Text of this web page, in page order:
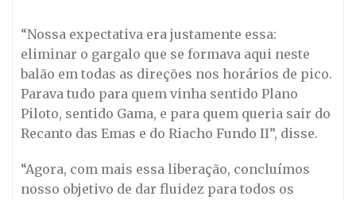
“Nossa expectativa era justamente essa:
eliminar o gargalo que se formava aqui neste
balão em todas as direções nos horários de pico.
Parava tudo para quem vinha sentido Plano
Piloto, sentido Gama, e para quem queria sair do
Recanto das Emas e do Riacho Fundo II”, disse.
“Agora, com mais essa liberação, concluímos
nosso objetivo de dar fluidez para todos os